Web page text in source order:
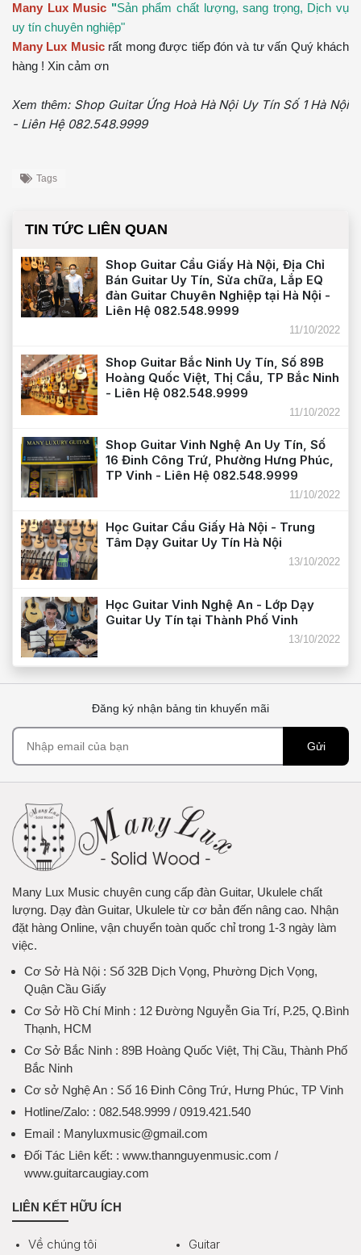
Many Lux Music "Sản phẩm chất lượng, sang trọng, Dịch vụ
uy tín chuyên nghiệp"
Many Lux Music rất mong được tiếp đón và tư vấn Quý khách
hàng ! Xin cảm ơn
Xem thêm: Shop Guitar Ứng Hoà Hà Nội Uy Tín Số 1 Hà Nội
- Liên Hệ 082.548.9999
Tags
TIN TỨC LIÊN QUAN
Shop Guitar Cầu Giấy Hà Nội, Địa Chỉ
Bán Guitar Uy Tín, Sửa chữa, Lắp EQ
đàn Guitar Chuyên Nghiệp tại Hà Nội -
Liên Hệ 082.548.9999
11/10/2022
Shop Guitar Bắc Ninh Uy Tín, Số 89B
Hoàng Quốc Việt, Thị Cầu, TP Bắc Ninh
- Liên Hệ 082.548.9999
11/10/2022
Shop Guitar Vinh Nghệ An Uy Tín, Số
16 Đinh Công Trứ, Phường Hưng Phúc,
TP Vinh - Liên Hệ 082.548.9999
11/10/2022
Học Guitar Cầu Giấy Hà Nội - Trung
Tâm Dạy Guitar Uy Tín Hà Nội
13/10/2022
Học Guitar Vinh Nghệ An - Lớp Dạy
Guitar Uy Tín tại Thành Phố Vinh
13/10/2022
Đăng ký nhận bảng tin khuyến mãi
Gửi
Many Lux Music chuyên cung cấp đàn Guitar, Ukulele chất
lượng. Dạy đàn Guitar, Ukulele từ cơ bản đến nâng cao. Nhận
đặt hàng Online, vận chuyển toàn quốc chỉ trong 1-3 ngày làm
việc.
Cơ Sở Hà Nội : Số 32B Dịch Vọng, Phường Dịch Vọng,
Quận Cầu Giấy
Cơ Sở Hồ Chí Minh : 12 Đường Nguyễn Gia Trí, P.25, Q.Bình
Thạnh, HCM
Cơ Sở Bắc Ninh : 89B Hoàng Quốc Việt, Thị Cầu, Thành Phố
Bắc Ninh
Cơ sở Nghệ An : Số 16 Đinh Công Trứ, Hưng Phúc, TP Vinh
Hotline/Zalo: : 082.548.9999 / 0919.421.540
Email : Manyluxmusic@gmail.com
Đối Tác Liên kết: : www.thannguyenmusic.com /
www.guitarcaugiay.com
LIÊN KẾT HỮU ÍCH
Về chúng tôi
Guitar